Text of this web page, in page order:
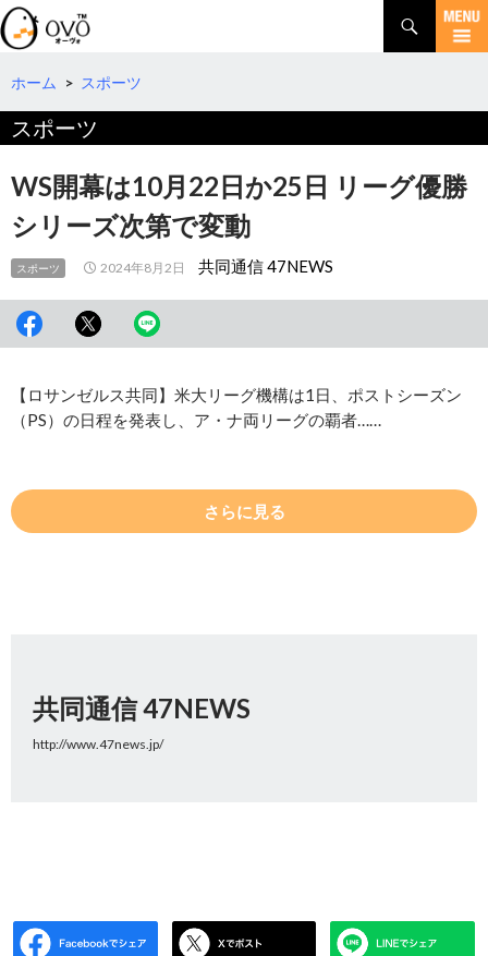
検
索
コ
テ
へ
移
ホーム > スポーツ
スポーツ
WS開幕は10月22日か25日 リーグ優勝
シリーズ次第で変動
スポーツ 2024年8月2日 共同通信 47NEWS
【ロサンゼルス共同】米大リーグ機構は1日、ポストシーズン
（PS）の日程を発表し、ア・ナ両リーグの覇者……
さらに見る
共同通信 47NEWS
http://www.47news.jp/